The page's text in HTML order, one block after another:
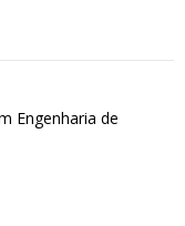
Engenharia de